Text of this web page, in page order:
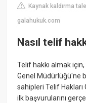
Kaynak kaldırma
galahukuk.com
Nasıl telif
Telif hakkı almak için,
Genel Müdürlüğü'ne
sahipleri Telif
ilk başvurularını